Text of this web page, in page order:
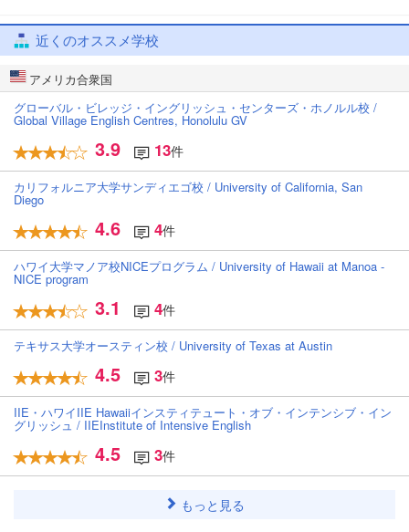
近くのオススメ学校
アメリカ合衆国
グローバル・ビレッジ・イングリッシュ・センターズ・ホノルル校 /
Global Village English Centres, Honolulu GV
3.9 13件
カリフォルニア大学サンディエゴ校 / University of California, San
Diego
4.6 4件
ハワイ大学マノア校NICEプログラム / University of Hawaii at Manoa -
NICE program
3.1 4件
テキサス大学オースティン校 / University of Texas at Austin
4.5 3件
IIE・ハワイIIE Hawaiiインスティテュート・オブ・インテンシブ・イン
グリッシュ / IIEInstitute of Intensive English
4.5 3件
もっと見る